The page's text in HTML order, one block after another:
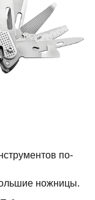
по-
ножницы.